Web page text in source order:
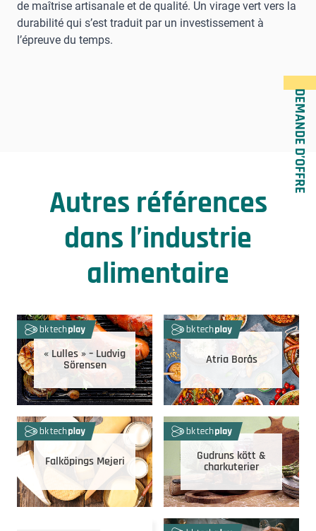
DEMANDE D’OFFRE
de maîtrise artisanale et de qualité. Un virage vert vers la
durabilité qui s’est traduit par un investissement à
l’épreuve du temps.
Autres références
dans l’industrie
alimentaire
« Lulles » – Ludvig
Sörensen Atria Borås
Falköpings Mejeri Gudruns kött &
charkuterier